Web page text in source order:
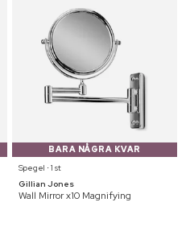
BARA NÅGRA KVAR
Spegel ⋅ 1 st
Gillian Jones
Wall Mirror x10 Magnifying